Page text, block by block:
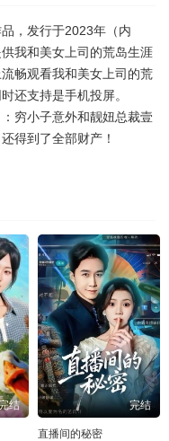
第49集 第50集
第54集 第55集
第59集 第60集
第79集 第80集
第84集 第85集
第89集 第90集
第94集 第95集
，发行于2023年（内
我和美女上司的荒岛生涯
畅观看我和美女上司的荒
还支持是手机投屏。
穷小子意外和靓妞总裁壹
得到了全部财产！
结 完结
直播间的秘密